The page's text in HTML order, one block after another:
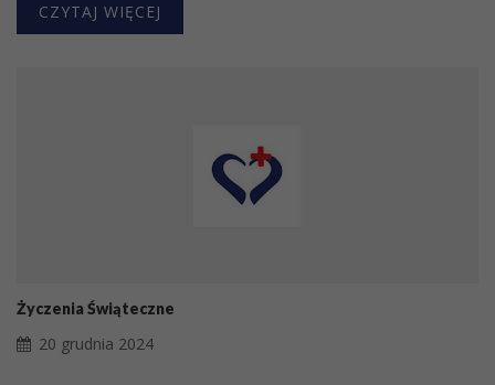
CZYTAJ WIĘCEJ
Życzenia Świąteczne
20 grudnia 2024